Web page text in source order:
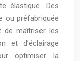
élastique. Des
ou préfabriquée
de maîtriser les
et d’éclairage
optimiser la